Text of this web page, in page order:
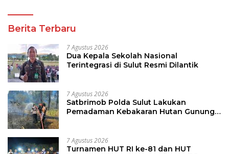
Berita Terbaru
7 Agustus 2026
Dua Kepala Sekolah Nasional
Terintegrasi di Sulut Resmi Dilantik
7 Agustus 2026
Satbrimob Polda Sulut Lakukan
Pemadaman Kebakaran Hutan Gunung
7 Agustus 2026
Turnamen HUT RI ke-81 dan HUT